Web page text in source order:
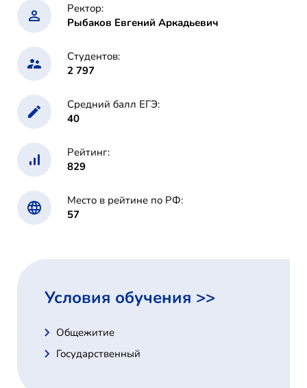
Ректор:
Рыбаков Евгений Аркадьевич
Студентов:
2 797
Средний балл ЕГЭ:
40
Рейтинг:
829
Место в рейтине по РФ:
57
Условия обучения >>
Общежитие
Государственный